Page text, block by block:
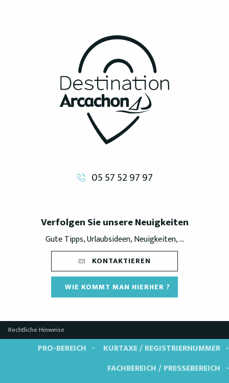
05 57 52 97 97
Verfolgen Sie unsere Neuigkeiten
Gute Tipps, Urlaubsideen, Neuigkeiten, ...
KONTAKTIEREN
WIE KOMMT MAN HIERHER ?
Rechtliche Hinweise
PRO-BEREICH
KURTAXE / REGISTRIERNUMMER
FACHBEREICH / PRESSEBEREICH